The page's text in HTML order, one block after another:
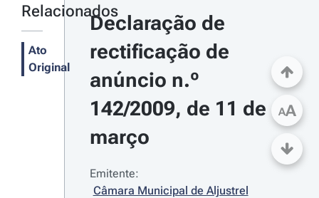
Relacionados
Ato
Original
Declaração de
rectificação de
anúncio n.º
142/2009, de 11 de
março
Emitente:
Câmara Municipal de Aljustrel
AA